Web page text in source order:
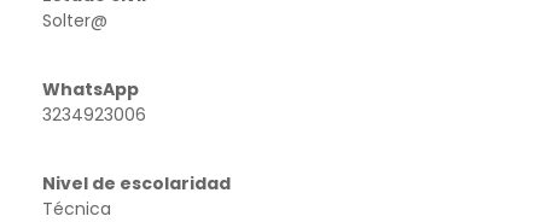
Solter@
WhatsApp
3234923006
Nivel de escolaridad
Técnica